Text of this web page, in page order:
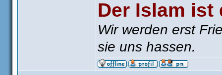
Der Islam ist
Wir werden erst
sie uns hassen.